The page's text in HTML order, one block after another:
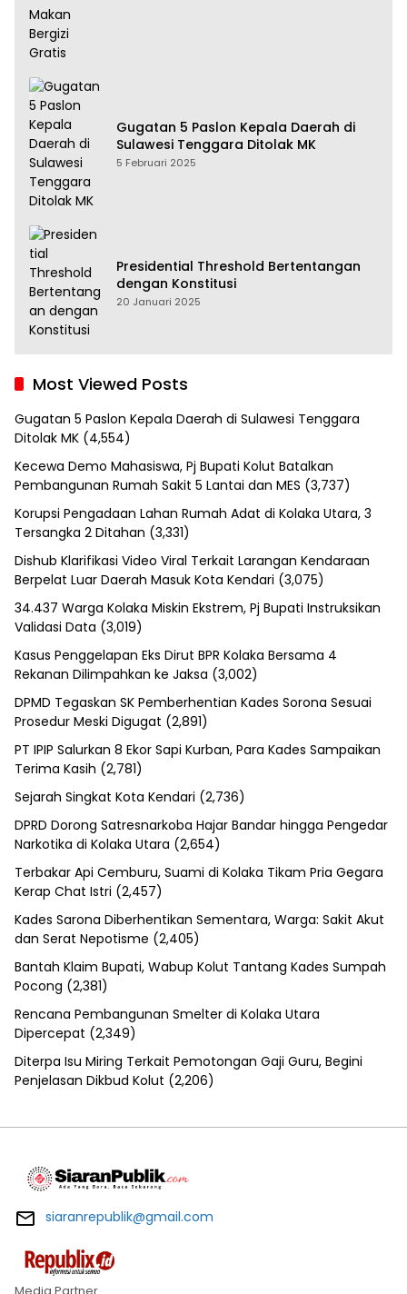
Gugatan 5 Paslon Kepala Daerah di
Sulawesi Tenggara Ditolak MK
5 Februari 2025
Presidential Threshold Bertentangan
dengan Konstitusi
20 Januari 2025
Most Viewed Posts
Gugatan 5 Paslon Kepala Daerah di Sulawesi Tenggara
Ditolak MK (4,554)
Kecewa Demo Mahasiswa, Pj Bupati Kolut Batalkan
Pembangunan Rumah Sakit 5 Lantai dan MES (3,737)
Korupsi Pengadaan Lahan Rumah Adat di Kolaka Utara, 3
Tersangka 2 Ditahan (3,331)
Dishub Klarifikasi Video Viral Terkait Larangan Kendaraan
Berpelat Luar Daerah Masuk Kota Kendari (3,075)
34.437 Warga Kolaka Miskin Ekstrem, Pj Bupati Instruksikan
Validasi Data (3,019)
Kasus Penggelapan Eks Dirut BPR Kolaka Bersama 4
Rekanan Dilimpahkan ke Jaksa (3,002)
DPMD Tegaskan SK Pemberhentian Kades Sorona Sesuai
Prosedur Meski Digugat (2,891)
PT IPIP Salurkan 8 Ekor Sapi Kurban, Para Kades Sampaikan
Terima Kasih (2,781)
Sejarah Singkat Kota Kendari (2,736)
DPRD Dorong Satresnarkoba Hajar Bandar hingga Pengedar
Narkotika di Kolaka Utara (2,654)
Terbakar Api Cemburu, Suami di Kolaka Tikam Pria Gegara
Kerap Chat Istri (2,457)
Kades Sarona Diberhentikan Sementara, Warga: Sakit Akut
dan Serat Nepotisme (2,405)
Bantah Klaim Bupati, Wabup Kolut Tantang Kades Sumpah
Pocong (2,381)
Rencana Pembangunan Smelter di Kolaka Utara
Dipercepat (2,349)
Diterpa Isu Miring Terkait Pemotongan Gaji Guru, Begini
Penjelasan Dikbud Kolut (2,206)
siaranrepublik@gmail.com